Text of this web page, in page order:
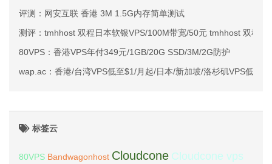
评测：网安互联 香港 3M 1.5G内存简单测试
测评：tmhhost 双程日本软银VPS/100M带宽/50元 tmhhost 双程日
80VPS：香港VPS年付349元/1GB/20G SSD/3M/2G防护
wap.ac：香港/台湾VPS低至$1/月起/日本/新加坡/洛杉矶VPS低至
标签云
80VPS Bandwagonhost Cloudcone Cloudcone vps